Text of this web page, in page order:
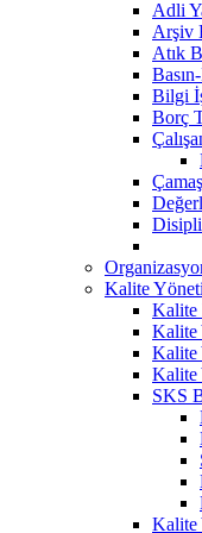
Adli
Arşiv
Atık
Bilgi
Borç
Kalite
Kalite
Kalite
Kalite
Kalite
SKS
Kalite